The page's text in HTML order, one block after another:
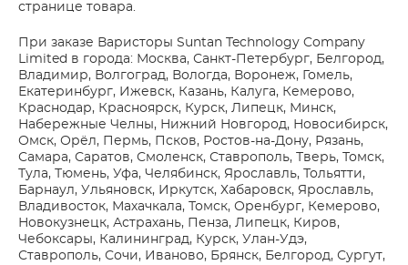
странице товара.
При заказе Варисторы Suntan Technology Company
Limited в города: Москва, Санкт-Петербург, Белгород,
Владимир, Волгоград, Вологда, Воронеж, Гомель,
Екатеринбург, Ижевск, Казань, Калуга, Кемерово,
Краснодар, Красноярск, Курск, Липецк, Минск,
Набережные Челны, Нижний Новгород, Новосибирск,
Омск, Орёл, Пермь, Псков, Ростов-на-Дону, Рязань,
Самара, Саратов, Смоленск, Ставрополь, Тверь, Томск,
Тула, Тюмень, Уфа, Челябинск, Ярославль, Тольятти,
Барнаул, Ульяновск, Иркутск, Хабаровск, Ярославль,
Владивосток, Махачкала, Томск, Оренбург, Кемерово,
Новокузнецк, Астрахань, Пенза, Липецк, Киров,
Чебоксары, Калининград, Курск, Улан-Удэ,
Ставрополь, Сочи, Иваново, Брянск, Белгород, Сургут,